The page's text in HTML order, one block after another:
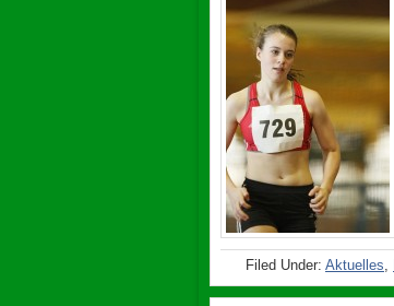
Filed Under: Aktuelles,